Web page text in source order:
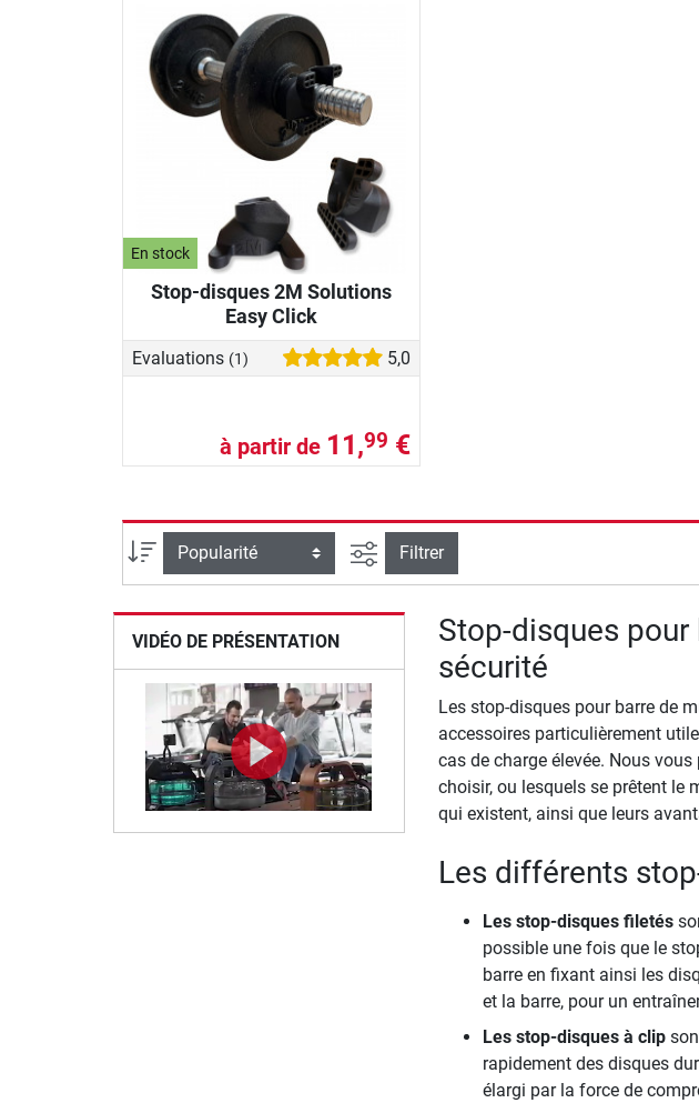
En stock
Stop-disques 2M Solutions
Easy Click
Evaluations (1) 5,0
à partir de 11,99 €
Trier par Filtrer la recherche
Filtrer
VIDÉO DE PRÉSENTATION
Stop-disques
sécurité
Les stop-disques pour barre de
accessoires particulièrement
cas de charge élevée. Nous
choisir, ou lesquels se prêtent le
qui existent, ainsi que leurs
Les différents
Les stop-disques filetés
possible une fois que le
barre en fixant ainsi les
et la barre, pour un
Les stop-disques à clip
rapidement des disques
élargi par la force de